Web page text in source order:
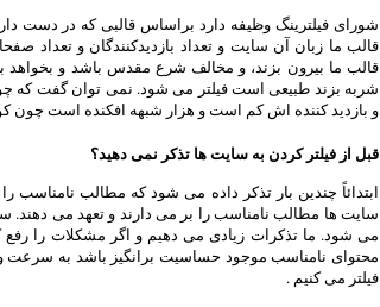
شورای فیلترینگ وظیفه دارد براساس قالبی که در دست
قالب ما زبان آن سایت و تعداد بازدیدکنندگان و تعداد
قالب ما بیرون بزند، و مخالف شرع مقدس باشد و بخواهد
شربه بزند طبیعی است فیلتر می شود. نمی توان گفت که
و بازدید کننده اش کم است و هزار شبهه افکنده است چون
قبل از فیلتر کردن به سایت ها تذکر نمی دهید؟
ابتدائاً چندین بار تذکر داده می شود که مطالب نامناسب
سایت ها مطالب نامناسب را بر می دارند و تعهد می دهند.
می شود. ما تذکرات زیادی می دهیم و اگر مشکلات را رفع
محتوای نامناسب موجود حساسیت برانگیز باشد به
فیلتر می کنیم .